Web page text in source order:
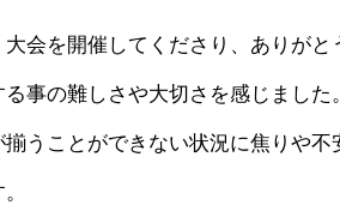
会を開催してくださり、ありが
事の難しさや大切さを感じまし
うことができない状況に焦りや